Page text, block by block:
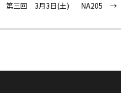
第三回 3月3日(土) NA205 →